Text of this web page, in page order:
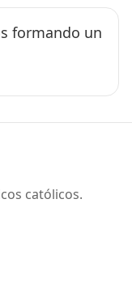
formando un
católicos.